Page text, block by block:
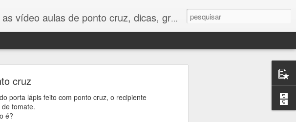
cruz
porta lápis feito com ponto cruz, o recipiente
tomate.
é?
para ponto cruz e artesanatos e tudo para bordados em ponto cruz.
Cruz
estão?
3 cores para uma